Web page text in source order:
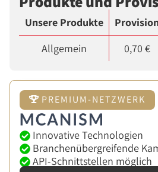
Unsere Produkte Provision
Allgemein
0,70 €
PREMIUM-NETZWERK
Innovative Technologien
Branchenübergreifende
API-Schnittstellen möglich